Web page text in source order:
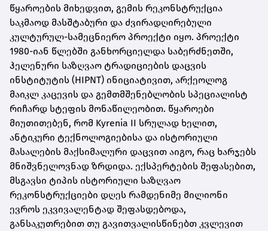
წყაროების მიხედვით, გემის რეკონსტრუქცია
საკმაოდ მასშტაბური და ძვირადღირებული
კულტურულ-სამეცნიერო პროექტი იყო. პროექტი
1980-იან წლებში განხორციელდა საბერძნეთში,
ჰელენური საზღვაო ტრადიციების დაცვის
ინსტიტუტის (HIPNT) ინიციატივით, არქეოლოგ
მაიკლ კაცევის და გემთმშენებლობის სპეციალისტ
რიჩარდ სტეფის მონაწილეობით. წყაროები
მიუთითებენ, რომ Kyrenia II სრულად ხელით,
ანტიკური ტექნოლოგიებისა და ისტორიული
მასალების მაქსიმალური დაცვით აიგო, რაც ხარჯებს
მნიშვნელოვნად ზრდიდა. ექსპერტების შეფასებით,
მსგავსი ტიპის ისტორიული საზღვაო
რეკონსტრუქციები დღეს რამდენიმე მილიონი
ევროს ეკვივალენტად შეფასდებოდა,
განსაკუთრებით თუ გავითვალისწინებთ კვლევით